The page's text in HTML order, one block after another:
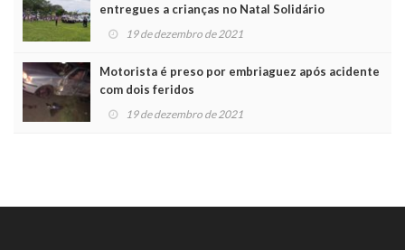
entregues a crianças no Natal Solidário
19 de dezembro de 2021
Motorista é preso por embriaguez após acidente
com dois feridos
19 de dezembro de 2021